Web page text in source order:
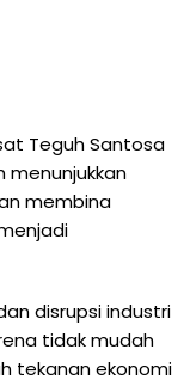
Teguh Santosa
menunjukkan
membina
disrupsi industri
tidak mudah
tekanan ekonomi